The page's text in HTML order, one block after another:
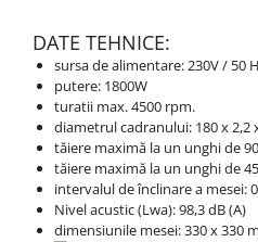
DATE TEHNICE:
sursa de alimentare: 230V / 50
putere: 1800W
turatii max.4500 rpm.
diametrul cadranului: 180 x 2,2
tăiere maximă la un unghi de
tăiere maximă la un unghi de
intervalul de înclinare a mesei:
Nivel acustic (Lwa): 98,3 dB (A)
dimensiunile mesei: 330 x 330 m